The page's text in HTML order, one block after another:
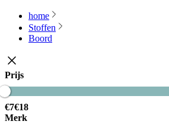
home
Stoffen
Boord
Prijs
€7€18
Merk